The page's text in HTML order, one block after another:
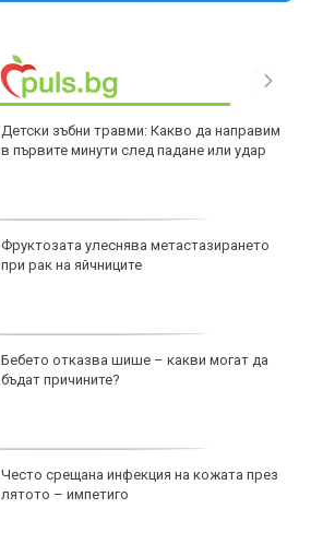
Детски зъбни травми: Какво да направим
в първите минути след падане или удар
Фруктозата улеснява метастазирането
при рак на яйчниците
Бебето отказва шише – какви могат да
бъдат причините?
Често срещана инфекция на кожата през
лятото – импетиго